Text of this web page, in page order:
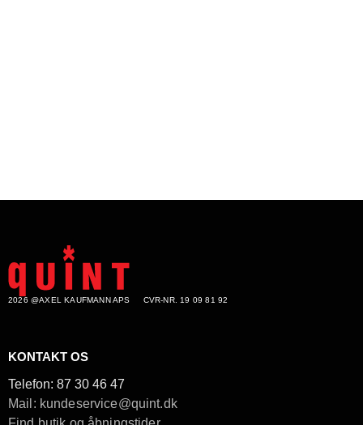
2026 @AXEL KAUFMANN APS CVR-NR. 19 09 81 92
KONTAKT OS
Telefon: 87 30 46 47
Mail: kundeservice@quint.dk